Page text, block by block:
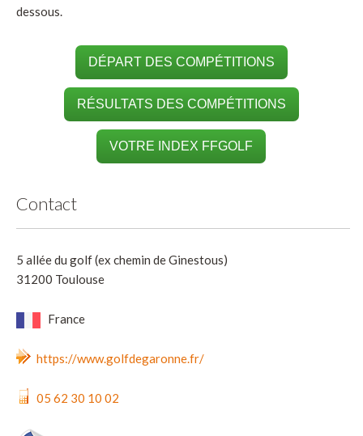
dessous.
DÉPART DES COMPÉTITIONS
RÉSULTATS DES COMPÉTITIONS
VOTRE INDEX FFGOLF
Contact
5 allée du golf (ex chemin de Ginestous)
31200 Toulouse
France
https://www.golfdegaronne.fr/
05 62 30 10 02